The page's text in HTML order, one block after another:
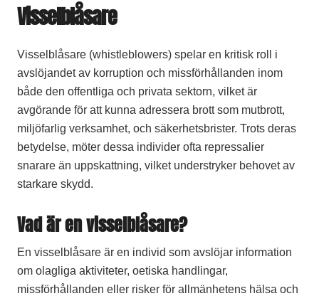
Visselblåsare
Visselblåsare (whistleblowers) spelar en kritisk roll i
avslöjandet av korruption och missförhållanden inom
både den offentliga och privata sektorn, vilket är
avgörande för att kunna adressera brott som mutbrott,
miljöfarlig verksamhet, och säkerhetsbrister. Trots deras
betydelse, möter dessa individer ofta repressalier
snarare än uppskattning, vilket understryker behovet av
starkare skydd.
Vad är en visselblåsare?
En visselblåsare är en individ som avslöjar information
om olagliga aktiviteter, oetiska handlingar,
missförhållanden eller risker för allmänhetens hälsa och